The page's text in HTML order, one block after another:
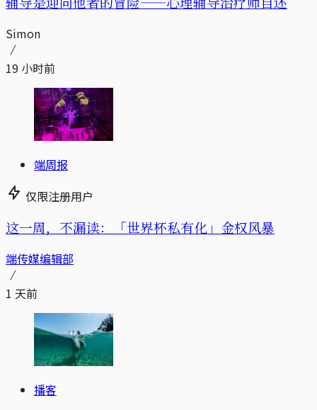
Simon
19 小时前
端周报
仅限注册用户
这一周，不漏读：「世界杯私有化」金权风暴
端传媒编辑部
1 天前
播客